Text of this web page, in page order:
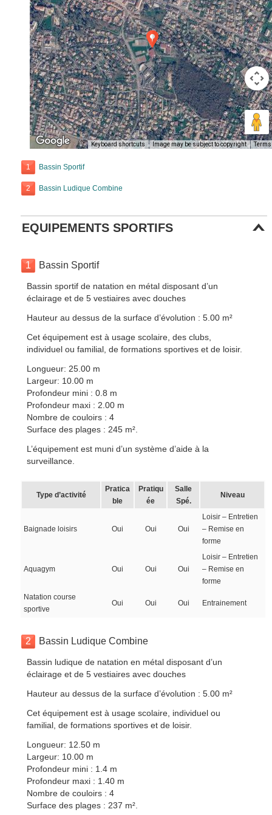
Keyboard shortcuts Image may be subject to copyright Terms
1 Bassin Sportif
2 Bassin Ludique Combine
EQUIPEMENTS SPORTIFS
1 Bassin Sportif
Bassin sportif de natation en métal disposant d’un
éclairage et de 5 vestiaires avec douches
Hauteur au dessus de la surface d’évolution : 5.00 m²
Cet équipement est à usage scolaire, des clubs,
individuel ou familial, de formations sportives et de loisir.
Longueur: 25.00 m
Largeur: 10.00 m
Profondeur mini : 0.8 m
Profondeur maxi : 2.00 m
Nombre de couloirs : 4
Surface des plages : 245 m².
L’équipement est muni d’un système d’aide à la
surveillance.
Type d’activité
Pratica
ble
Pratiqu
ée
Salle
Spé.
Niveau
Baignade loisirs Oui Oui Oui
Loisir – Entretien
– Remise en
forme
Aquagym Oui Oui Oui
Loisir – Entretien
– Remise en
forme
Natation course
sportive
Oui Oui Oui Entrainement
2 Bassin Ludique Combine
Bassin ludique de natation en métal disposant d’un
éclairage et de 5 vestiaires avec douches
Hauteur au dessus de la surface d’évolution : 5.00 m²
Cet équipement est à usage scolaire, individuel ou
familial, de formations sportives et de loisir.
Longueur: 12.50 m
Largeur: 10.00 m
Profondeur mini : 1.4 m
Profondeur maxi : 1.40 m
Nombre de couloirs : 4
Surface des plages : 237 m².